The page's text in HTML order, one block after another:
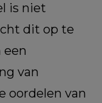
is niet
dit op te
een
van
oordelen van